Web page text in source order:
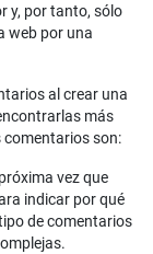
y, por tanto, sólo
web por una
al crear una
más
comentarios son:
vez que
indicar por qué
de comentarios